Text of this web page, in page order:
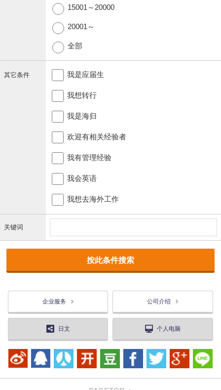
15001～20000
20001～
全部
其它条件 我是应届生
我想转行
我是海归
欢迎有相关经验者
我有管理经验
我会英语
我想去海外工作
关键词
企业服务 公司介绍
日文 个人电脑